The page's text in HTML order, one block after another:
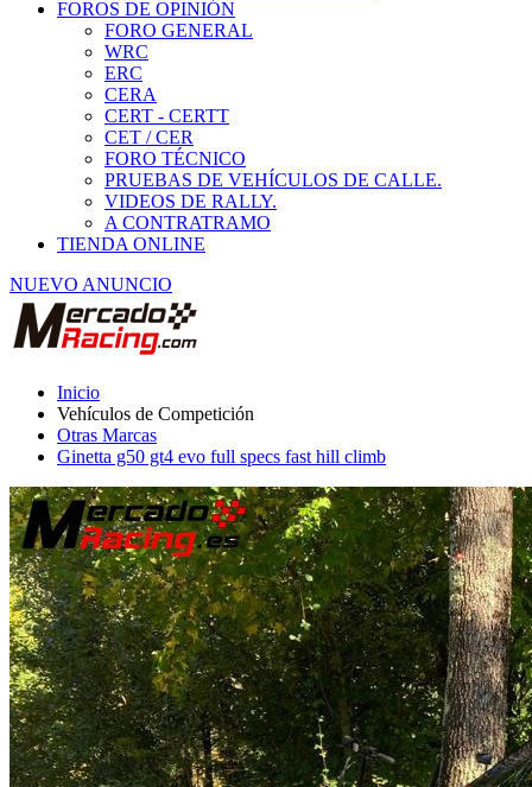
WRC
ERC
CERA
CERT - CERTT
CET / CER
FORO TÉCNICO
PRUEBAS DE VEHÍCULOS DE CALLE.
VIDEOS DE RALLY.
A CONTRATRAMO
TIENDA ONLINE
NUEVO ANUNCIO
Vehículos de Competición
Otras Marcas
Ginetta g50 gt4 evo full specs fast hill climb